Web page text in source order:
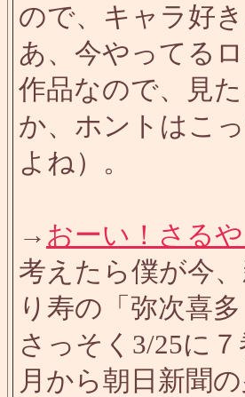
ので、キャラ好
あ、今やってる
作品なので、見
か、ホントはこ
よね）。
→ おーい！さる
考えたら僕が今
り寿の「弥次喜
さっそく3/25に
月から朝日新聞